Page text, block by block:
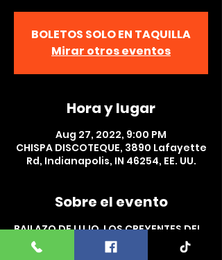
BOLETOS SOLO EN TAQUILLA
Mirar otros eventos
Hora y lugar
Aug 27, 2022, 9:00 PM
CHISPA DISCOTEQUE, 3890 Lafayette
Rd, Indianapolis, IN 46254, EE. UU.
Sobre el evento
BAILAZO DE LUJO  LOS CREYENTES DEL
PODER Y BRAZEROSS MUSICAL EN